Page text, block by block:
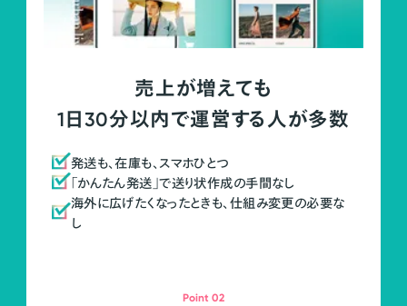
売上が増えても
1日30分以内で運営する人が多数
発送も、在庫も、スマホひとつ
「かんたん発送」で送り状作成の手間なし
海外に広げたくなったときも、仕組み変更の必要な
し
Point 02